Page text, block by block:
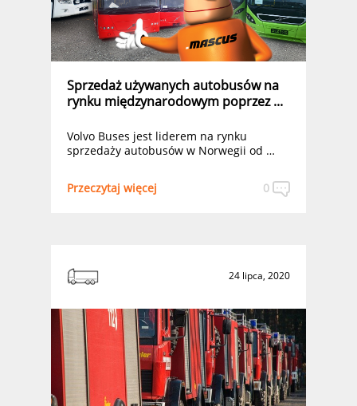
Sprzedaż używanych autobusów na
rynku międzynarodowym poprzez ...
Volvo Buses jest liderem na rynku
sprzedaży autobusów w Norwegii od …
0
Przeczytaj więcej
24 lipca, 2020